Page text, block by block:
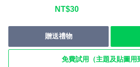
NT$30
贈送禮物
免費試用（主題及貼圖用